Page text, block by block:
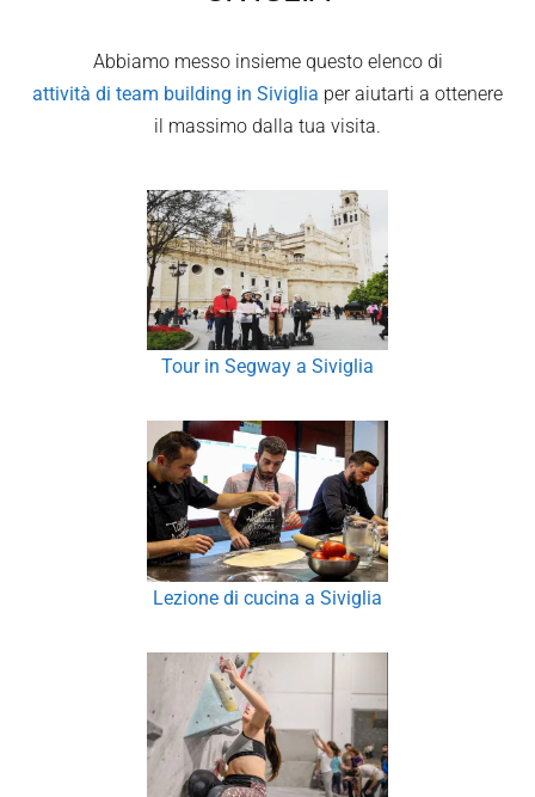
Abbiamo messo insieme questo elenco di
attività di team building in Siviglia per aiutarti a ottenere
il massimo dalla tua visita.
Tour in Segway a Siviglia
Lezione di cucina a Siviglia